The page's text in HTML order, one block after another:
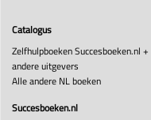
Catalogus
Zelfhulpboeken Succesboeken.nl +
andere uitgevers
Alle andere NL boeken
Succesboeken.nl